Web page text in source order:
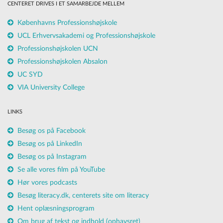
CENTERET DRIVES I ET SAMARBEJDE MELLEM
Københavns Professionshøjskole
UCL Erhvervsakademi og Professionshøjskole
Professionshøjskolen UCN
Professionshøjskolen Absalon
UC SYD
VIA University College
LINKS
Besøg os på Facebook
Besøg os på LinkedIn
Besøg os på Instagram
Se alle vores film på YouTube
Hør vores podcasts
Besøg literacy.dk, centerets site om literacy
Hent oplæsningsprogram
Om brug af tekst og indhold (ophavsret)